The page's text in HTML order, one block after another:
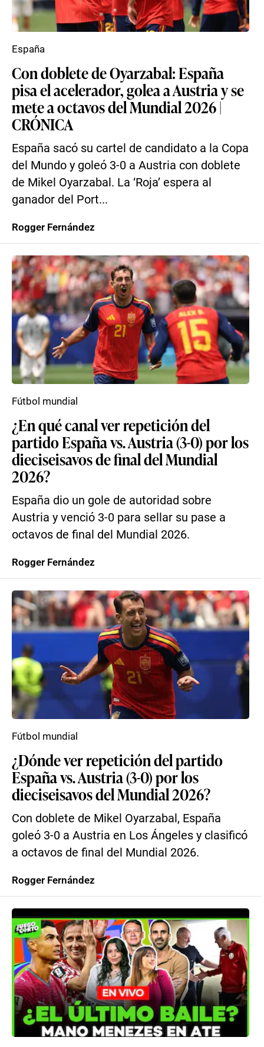
Con doblete de Oyarzabal: España
pisa el acelerador, golea a Austria y se
mete a octavos del Mundial 2026 |
CRÓNICA
España sacó su cartel de candidato a la Copa
del Mundo y goleó 3-0 a Austria con doblete
de Mikel Oyarzabal. La ‘Roja’ espera al
ganador del Port...
España
Rogger Fernández
¿En qué canal ver repetición del
partido España vs. Austria (3-0) por los
dieciseisavos de final del Mundial
2026?
España dio un gole de autoridad sobre
Austria y venció 3-0 para sellar su pase a
octavos de final del Mundial 2026.
Fútbol mundial
Rogger Fernández
¿Dónde ver repetición del partido
España vs. Austria (3-0) por los
dieciseisavos del Mundial 2026?
Con doblete de Mikel Oyarzabal, España
goleó 3-0 a Austria en Los Ángeles y clasificó
a octavos de final del Mundial 2026.
Fútbol mundial
Rogger Fernández